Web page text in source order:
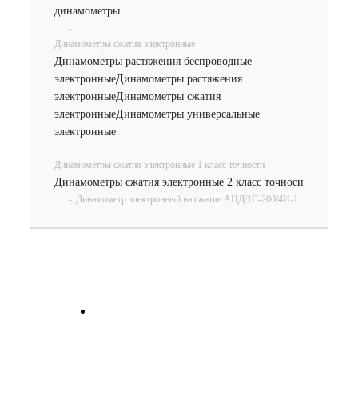
динамометры
-
Динамометры сжатия электронные
Динамометры растяжения беспроводные
электронныеДинамометры растяжения
электронныеДинамометры сжатия
электронныеДинамометры универсальные
электронные
-
Динамометры сжатия электронные 1 класс точности
Динамометры сжатия электронные 2 класс точноси
- Динамометр электронный на сжатие АЦД/1С-200/4И-1